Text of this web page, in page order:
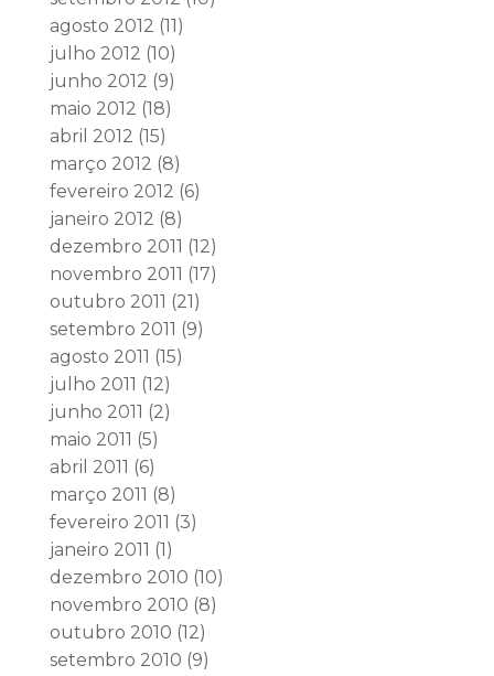
agosto 2012 (11)
julho 2012 (10)
junho 2012 (9)
maio 2012 (18)
abril 2012 (15)
março 2012 (8)
fevereiro 2012 (6)
janeiro 2012 (8)
dezembro 2011 (12)
novembro 2011 (17)
outubro 2011 (21)
setembro 2011 (9)
agosto 2011 (15)
julho 2011 (12)
junho 2011 (2)
maio 2011 (5)
abril 2011 (6)
março 2011 (8)
fevereiro 2011 (3)
janeiro 2011 (1)
dezembro 2010 (10)
novembro 2010 (8)
outubro 2010 (12)
setembro 2010 (9)